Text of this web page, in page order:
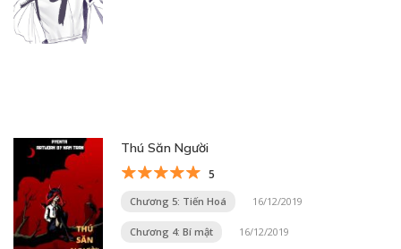
Thú Săn Người
5
Chương 5: Tiến Hoá 16/12/2019
Chương 4: Bí mật 16/12/2019